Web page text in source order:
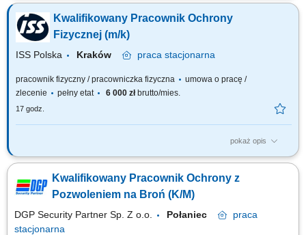
Kwalifikowany Pracownik Ochrony
Fizycznej (m/k)
ISS Polska Kraków praca stacjonarna
pracownik fizyczny / pracowniczka fizyczna
umowa o pracę /
zlecenie
pełny etat 6 000 złbrutto/mies.
17 godz.
pokaż opis
Zakres obowiązków: Zapewnienie bezpieczeństwa na terenie biura
podejrzane sytuacje (w tym tailgating). Obsługa systemów ochrony
(Guard Tour, kontrola dostępu, monitoring parkingu). Eskorta i asysta dla
Kwalifikowany Pracownik Ochrony z
Pozwoleniem na Broń (K/M)
DGP Security Partner Sp. Z o.o. Połaniec
praca
stacjonarna